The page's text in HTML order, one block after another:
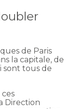
de Paris
la capitale, de
sont tous de
Direction